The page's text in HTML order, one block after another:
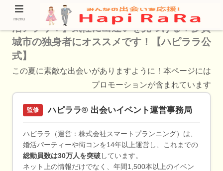
【驚きの多賀城市内！恋を加速させる最新恋
活アプリ！】気軽に出逢いを見つける！多賀
城市の独身者にオススメです！【ハピララ公
式】
この夏に素敵な出会いがありますように！本ページには
プロモーションが含まれています
監修 ハピララ® 出会いイベント運営事務局
ハピララ（運営：株式会社スマートプランニング）は、
婚活パーティーや街コンを14年以上運営し、これまでの
総動員数は30万人を突破 しています。
ネット上の情報だけでなく、年間1,500本以上のイベン
menu